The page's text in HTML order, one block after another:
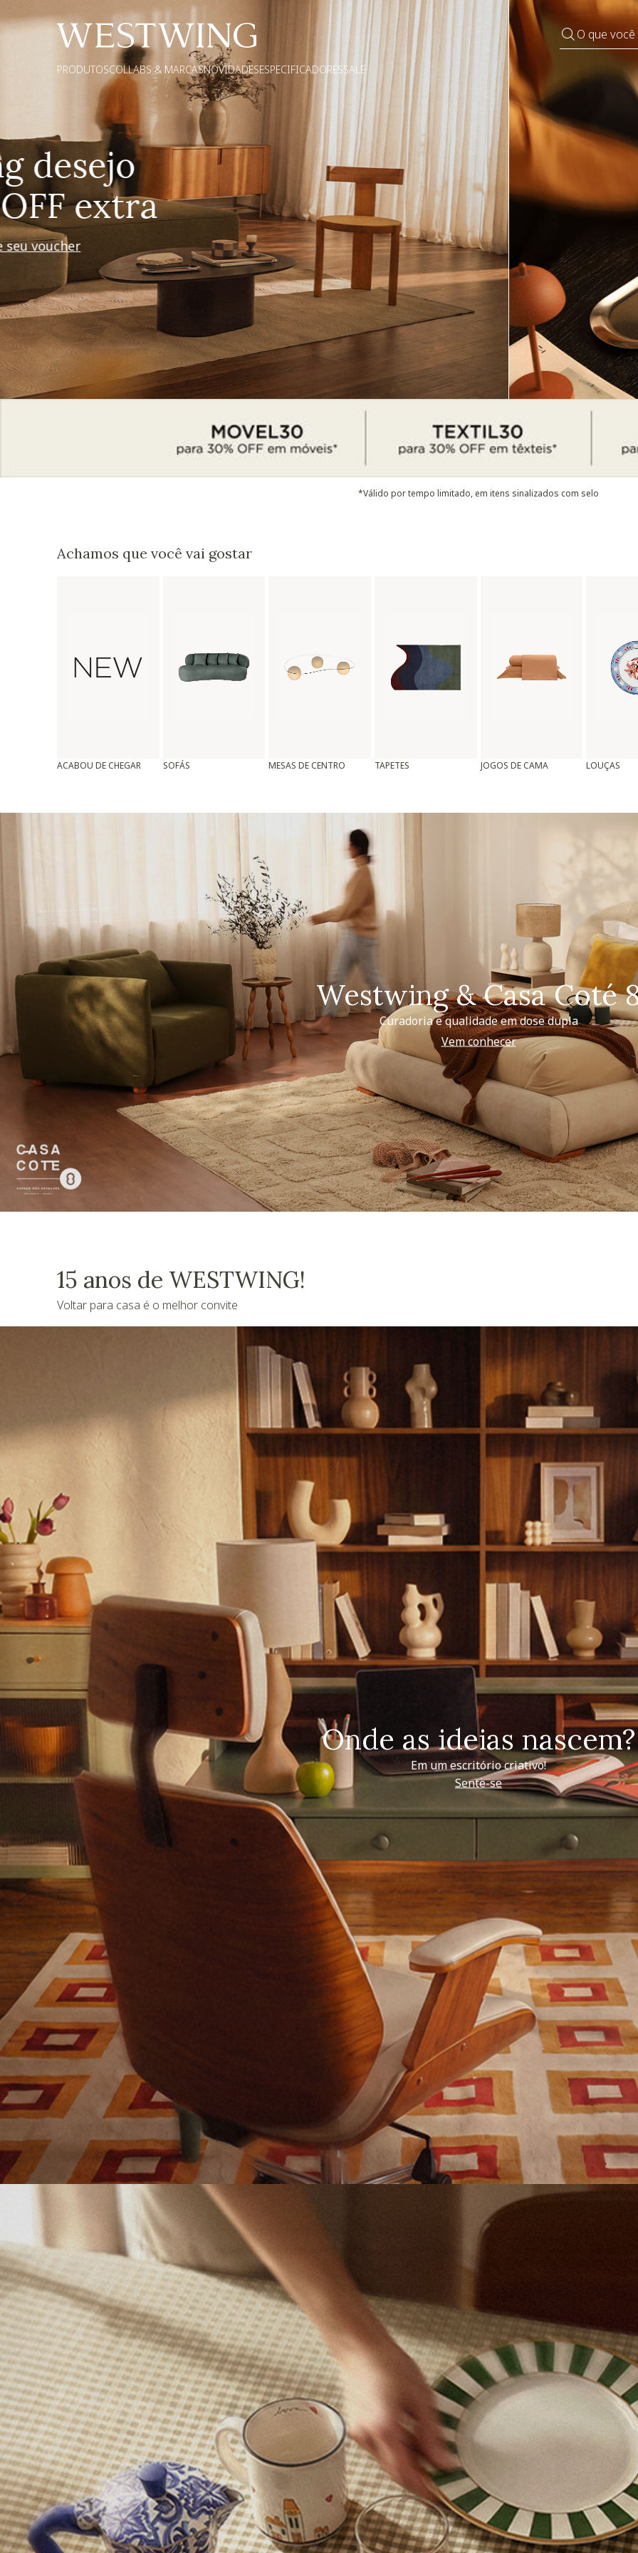
O que
PRODUTOSCOLLABS & MARCASNOVIDADESESPECIFICADORESSALE
Pequenos rituais
Grandes mudanças
Decorar
*Válido por tempo limitado, em itens sinalizados com selo
Achamos que você vai gostar
ACABOU DE CHEGAR SOFÁS MESAS DE CENTRO TAPETES JOGOS DE CAMA LOUÇAS
Westwing & Casa Coté
Curadoria e qualidade em dose dupla
Vem conhecer
15 anos de WESTWING!
Voltar para casa é o melhor convite
Onde as ideias nascem?
Em um escritório criativo!
Sente-se